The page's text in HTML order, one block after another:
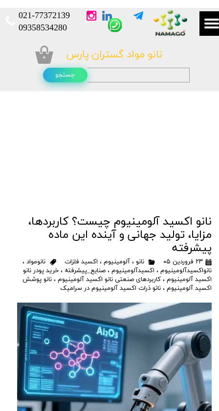
نانو مواد گستران پارس
021-77372139​​​​​​​
​​​​​​​09358534280
جستجو
۰
نانو اکسید آلومینیوم چیست؟ کاربردها،
مزایا، تولید جهانی و آینده این ماده
پیشرفته
۲۳ فروردین ۰۵ نانو ، آلومینیوم ، اکسید فلزات نانومواد ،
نانواکسیدآلومینیوم ، اکسیدآلومینیوم ، صنایع_پیشرفته ، خرید پودر نانو
اکسید آلومینیوم ، کاربردهای صنعتی نانو اکسید آلومینیوم ، نانو پوشش
اکسید آلومینیوم ، نانو ذرات اکسید آلومینیوم در سرامیک